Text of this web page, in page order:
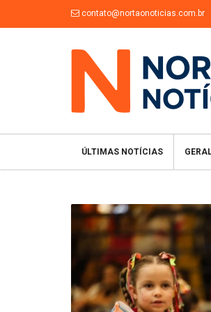
contato@nortaonoticias.com.br
ÚLTIMAS NOTÍCIAS